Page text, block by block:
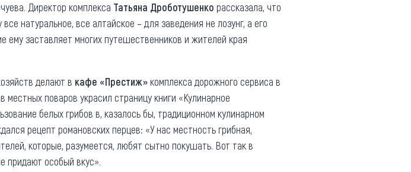
Директор комплекса Татьяна Дроботушенко рассказала, что
натуральное, все алтайское – для заведения не лозунг, а его
ему заставляет многих путешественников и жителей края
делают в кафе «Престиж»комплекса дорожного сервиса в
поваров украсил страницу книги «Кулинарное
белых грибов в, казалось бы, традиционном кулинарном
рецепт романовских перцев: «У нас местность грибная,
которые, разумеется, любят сытно покушать. Вот так в
придают особый вкус».